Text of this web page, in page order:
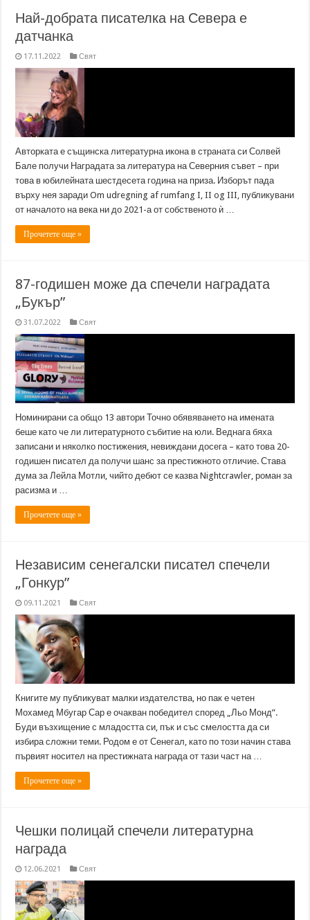
Най-добрата писателка на Севера е
датчанка
17.11.2022 Свят
Авторката е същинска литературна икона в страната си Солвей
Бале получи Наградата за литература на Северния съвет – при
това в юбилейната шестдесета година на приза. Изборът пада
върху нея заради Om udregning af rumfang I, II og III, публикувани
от началото на века ни до 2021-а от собственото ѝ …
Прочетете още »
87-годишен може да спечели наградата
„Букър”
31.07.2022 Свят
Номинирани са общо 13 автори Точно обявяването на имената
беше като че ли литературното събитие на юли. Веднага бяха
записани и няколко постижения, невиждани досега – като това 20-
годишен писател да получи шанс за престижното отличие. Става
дума за Лейла Мотли, чийто дебют се казва Nightcrawler, роман за
расизма и …
Прочетете още »
Независим сенегалски писател спечели
„Гонкур”
09.11.2021 Свят
Книгите му публикуват малки издателства, но пак е четен
Мохамед Мбугар Сар е очакван победител според „Льо Монд”.
Буди възхищение с младостта си, пък и със смелостта да си
избира сложни теми. Родом е от Сенегал, като по този начин става
първият носител на престижната награда от тази част на …
Прочетете още »
Чешки полицай спечели литературна
награда
12.06.2021 Свят